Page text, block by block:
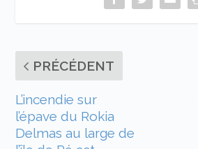
PRÉCÉDENT
L’incendie sur
l’épave du Rokia
Delmas au large de